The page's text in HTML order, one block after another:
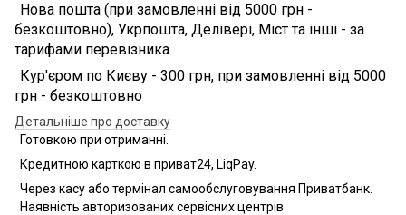
Нова пошта (при замовленні від 5000 грн -
безкоштовно), Укрпошта, Делівері, Міст та інші - за
тарифами перевізника
Кур'єром по Києву - 300 грн, при замовленні від 5000
грн - безкоштовно
Детальніше про доставку
Готовкою при отриманні.
Кредитною карткою в приват24, LiqPay.
Через касу або термінал самообслуговування Приватбанк.
Наявність авторизованих сервісних центрів